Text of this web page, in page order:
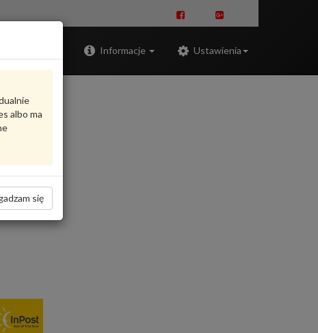
Informacje Ustawienia
albo ma
się